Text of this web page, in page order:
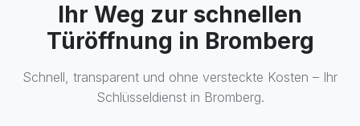
Ihr Weg zur schnellen
Türöffnung in Bromberg
Schnell, transparent und ohne versteckte Kosten – Ihr
Schlüsseldienst in Bromberg.